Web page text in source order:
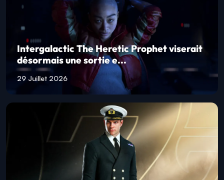
Intergalactic The Heretic Prophet viserait
désormais une sortie e...
29 Juillet 2026